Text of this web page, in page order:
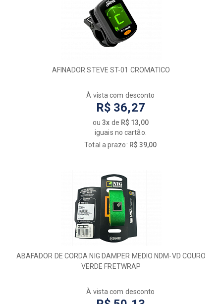
AFINADOR STEVE ST-01 CROMATICO
À vista com desconto
R$ 36,27
ou3x de R$ 13,00
iguais no cartão.
Total a prazo: R$ 39,00
ABAFADOR DE CORDA NIG DAMPER MEDIO NDM-VD COURO
VERDE FRETWRAP
À vista com desconto